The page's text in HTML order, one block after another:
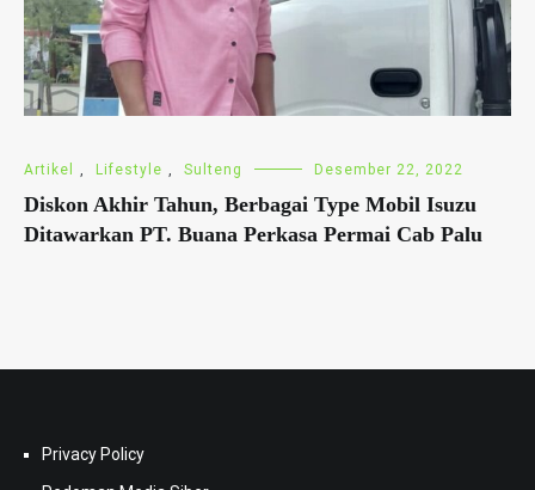
Artikel , Lifestyle , Sulteng Desember 22, 2022
Diskon Akhir Tahun, Berbagai Type Mobil Isuzu
Ditawarkan PT. Buana Perkasa Permai Cab Palu
Privacy Policy